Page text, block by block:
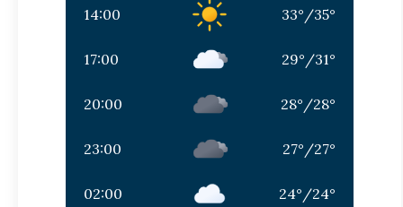
14:00 33° /35°
17:00 29° /31°
20:00 28° /28°
23:00 27° /27°
02:00 24° /24°